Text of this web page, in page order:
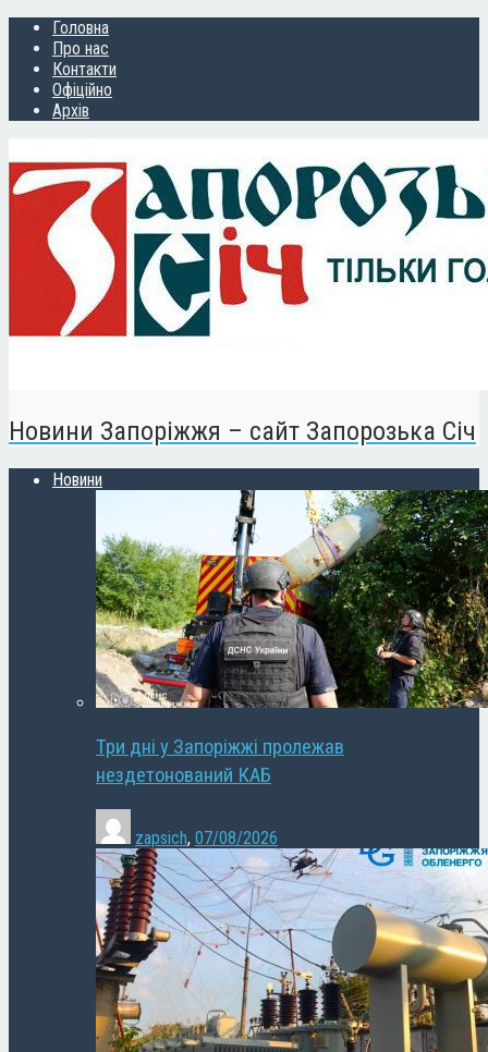
Головна
Про нас
Контакти
Офіційно
Архів
Новини Запоріжжя – сайт Запорозька Січ
Новини
Три дні у Запоріжжі пролежав
нездетонований КАБ
zapsich, 07/08/2026